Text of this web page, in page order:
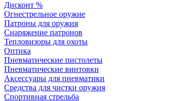
Дисконт %
Огнестрельное оружие
Патроны для оружия
Снаряжение патронов
Тепловизоры для охоты
Оптика
Пневматические пистолеты
Пневматические винтовки
Аксессуары для пневматики
Средства для чистки оружия
Спортивная стрельба